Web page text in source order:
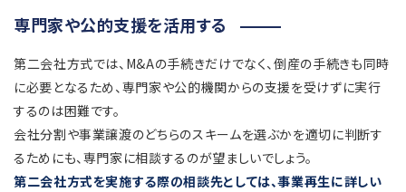
専門家や公的支援を活用する
第二会社方式では、M&Aの手続きだけでなく、倒産の手続きも同時
に必要となるため、専門家や公的機関からの支援を受けずに実行
するのは困難です。
会社分割や事業譲渡のどちらのスキームを選ぶかを適切に判断す
るためにも、専門家に相談するのが望ましいでしょう。
第二会社方式を実施する際の相談先としては、事業再生に詳しい